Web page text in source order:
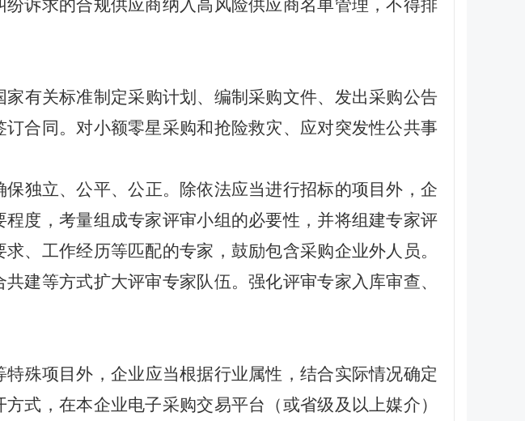
诉求的合规供应商纳入高风险供应商名单管理，不得排
有关标准制定采购计划、编制采购文件、发出采购公告
合同。对小额零星采购和抢险救灾、应对突发性公共事
独立、公平、公正。除依法应当进行招标的项目外，企
度，考量组成专家评审小组的必要性，并将组建专家评
、工作经历等匹配的专家，鼓励包含采购企业外人员。
建等方式扩大评审专家队伍。强化评审专家入库审查、
殊项目外，企业应当根据行业属性，结合实际情况确定
式，在本企业电子采购交易平台（或省级及以上媒介）